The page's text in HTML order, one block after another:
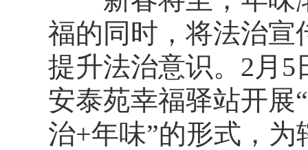
福的同时，将法治宣
提升法治意识。2月
安泰苑幸福驿站开展
治+年味”的形式，